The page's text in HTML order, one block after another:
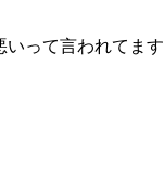
いって言われてます